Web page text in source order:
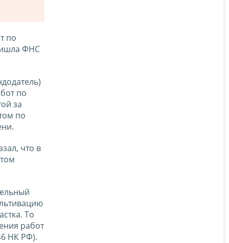
по
ФНС
по
за
по
что в
То
работ
НК РФ).